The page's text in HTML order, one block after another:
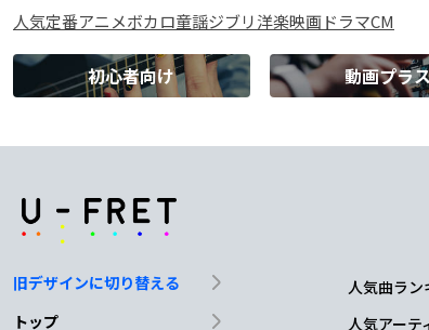
デ カい世界へと 願い描いて
この
F
冒険
G
を共に
C
続けてこう
F
もし君があて
G7
人気定番アニメボカロ童謡ジブリ洋楽映画ドラマCM
初心者向け 動画プラ
旧デザインに切り替える
トップ
人気曲ラン
人気アーテ